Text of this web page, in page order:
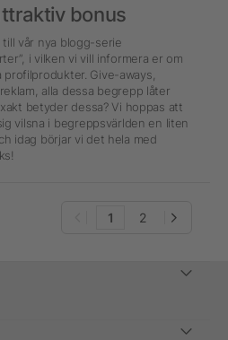
bonus
vår nya blogg-serie
i vilken vi vill informera er om
Give-aways,
alla dessa begrepp låter
betyder dessa? Vi hoppas att
vilsna i begreppsvärlden en liten
idag börjar vi det hela med
1 2